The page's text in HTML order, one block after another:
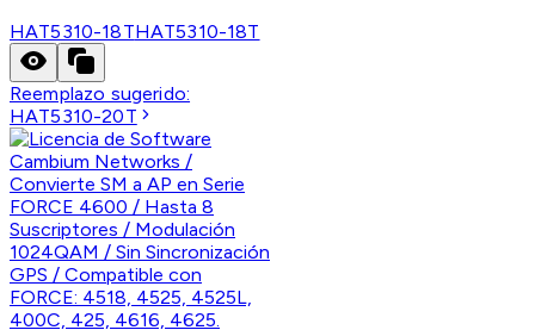
HAT5310-18THAT5310-18T
Reemplazo sugerido:
HAT5310-20T